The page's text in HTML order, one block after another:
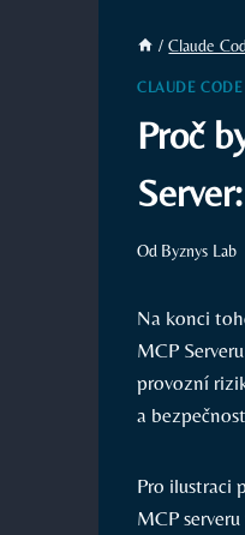
/ Claude
CLAUDE CODE
Proč
Od Byznys Lab
Na konci
MCP
provozní
a
Pro ilustraci
MCP